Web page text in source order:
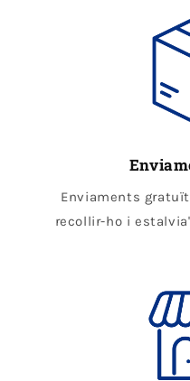
Enviaments
recollir-ho i